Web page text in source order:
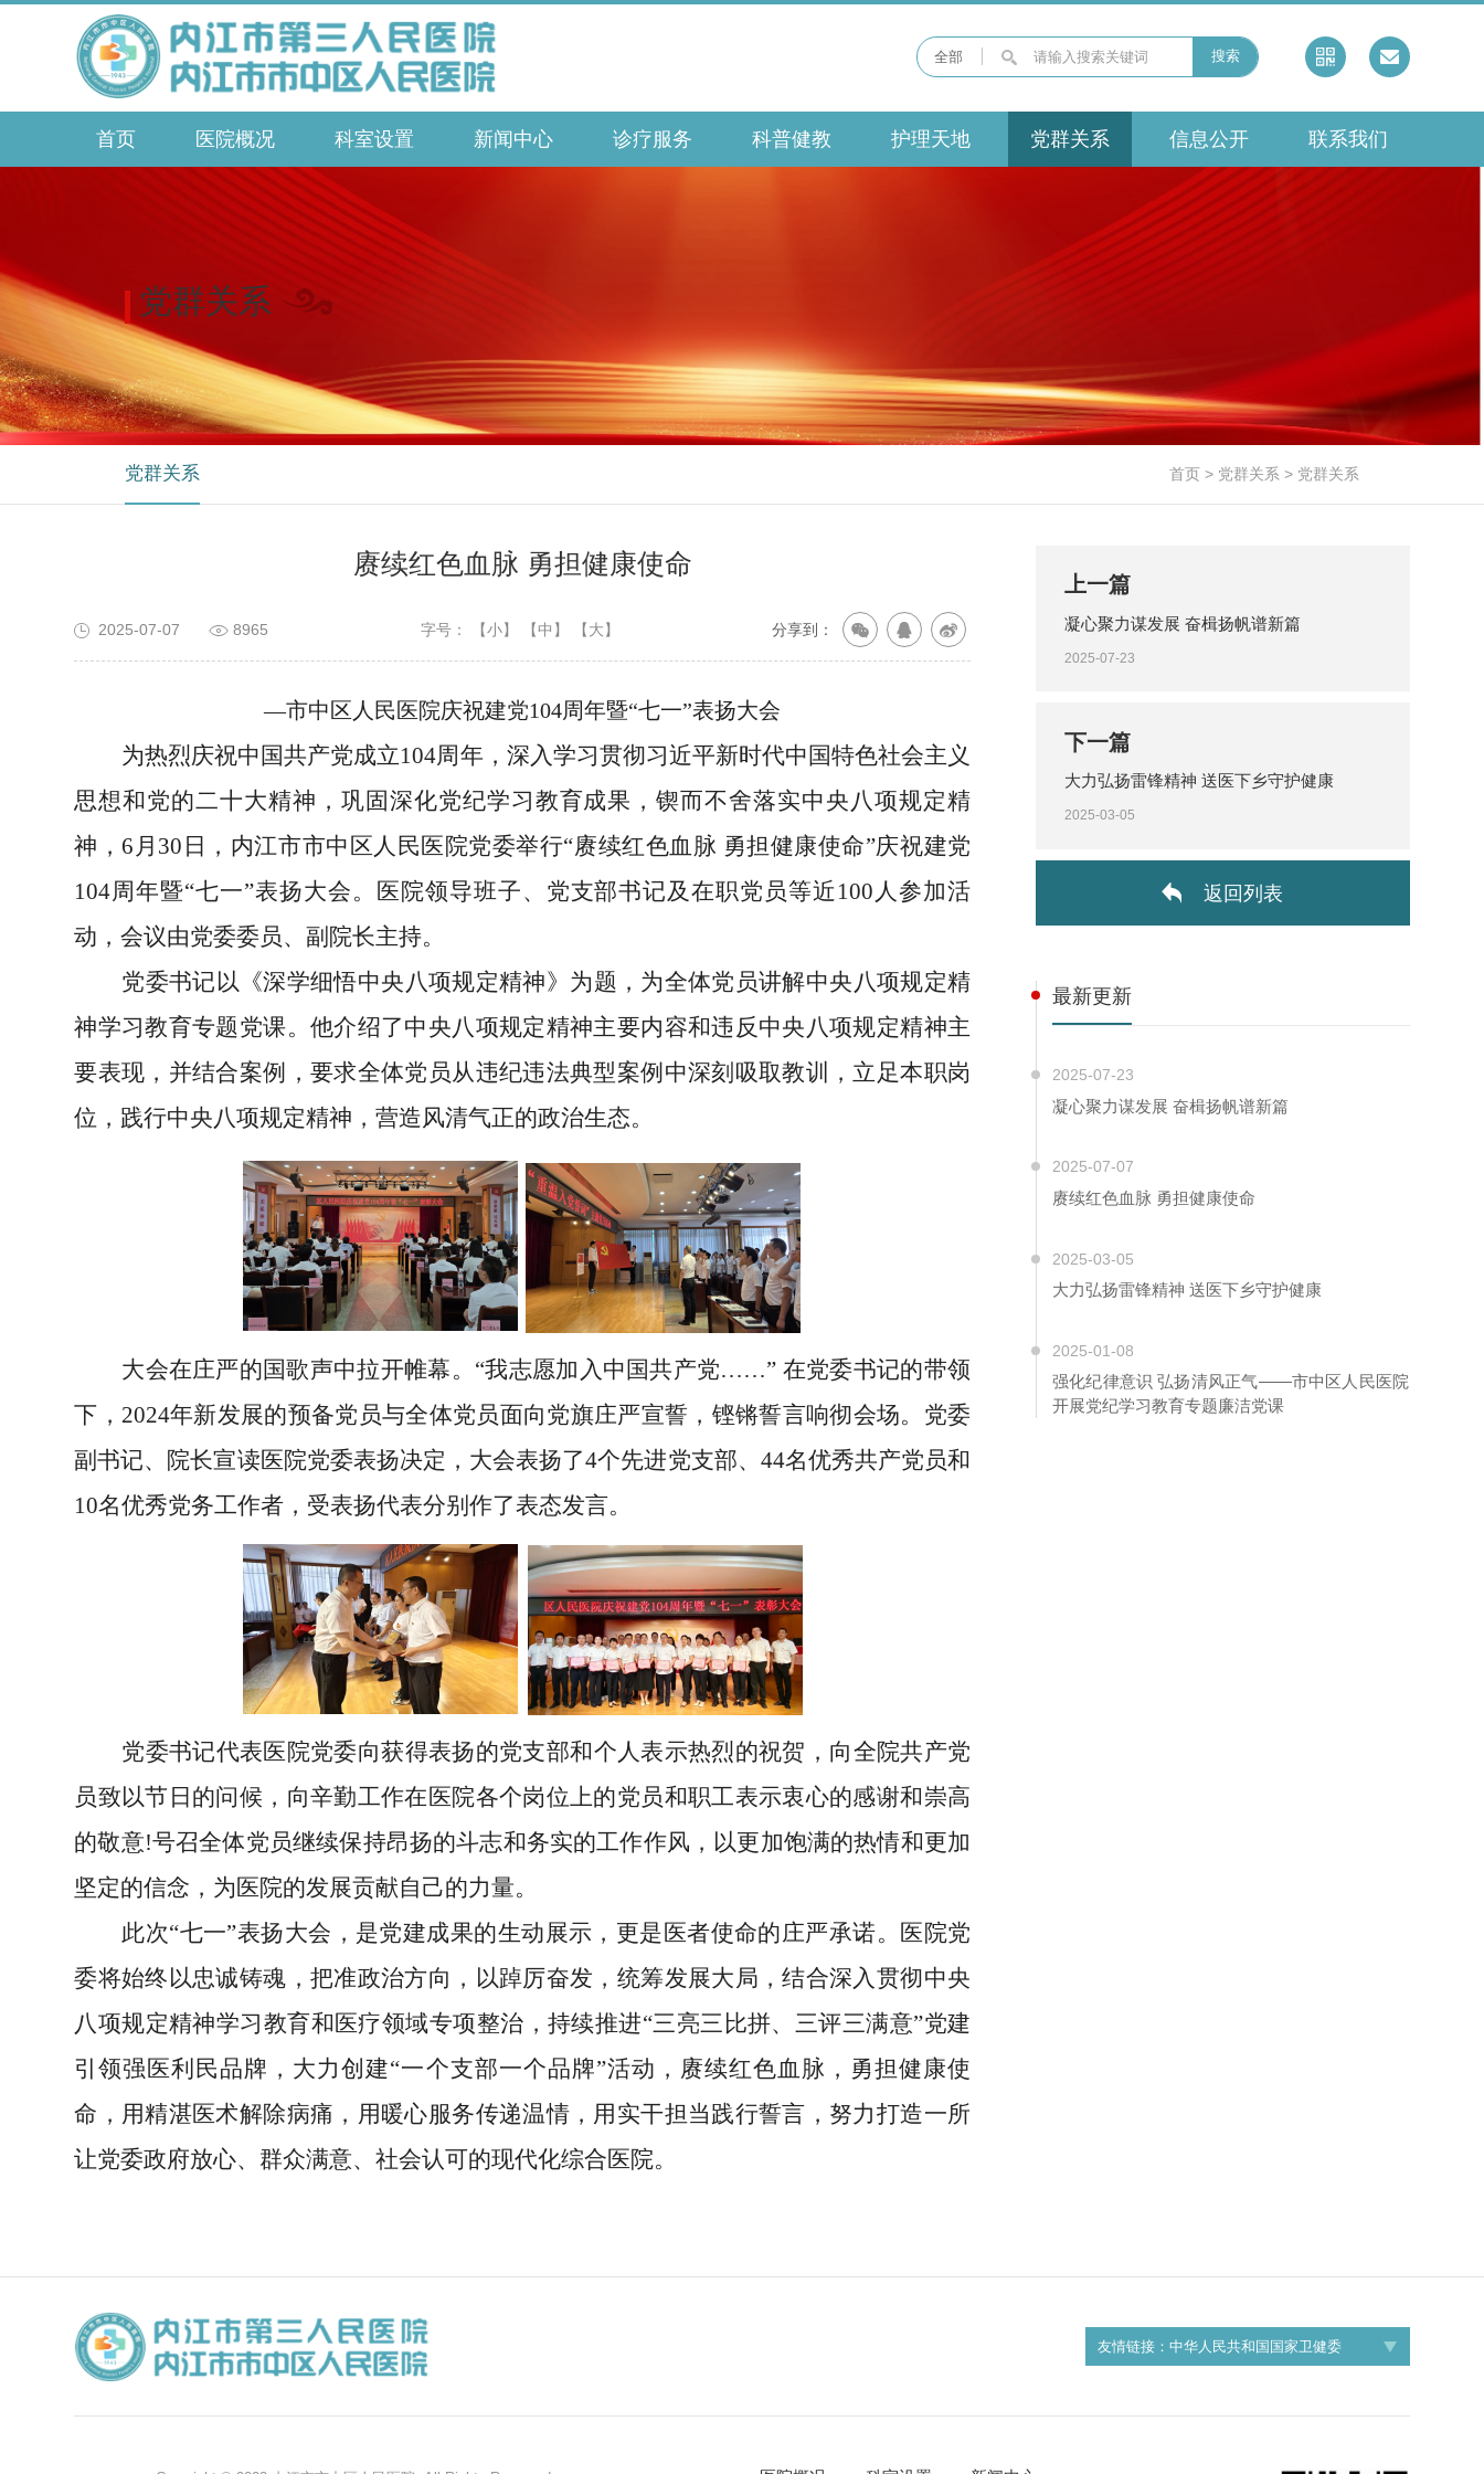
全部 搜索
首页 医院概况 科室设置 新闻中心 诊疗服务 科普健教 护理天地 党群关系 信息公开 联系我们
党群关系
党群关系 首页 > 党群关系 > 党群关系
赓续红色血脉 勇担健康使命
2025-07-07 8965 字号： 【小】 【中】 【大】 分享到：
—市中区人民医院庆祝建党104周年暨“七一”表扬大会
为热烈庆祝中国共产党成立104周年，深入学习贯彻习近平新时代中国特色社会主义
思想和党的二十大精神，巩固深化党纪学习教育成果，锲而不舍落实中央八项规定精
神，6月30日， 内江市市中区人民医院党委举行“赓续红色血脉 勇担健康使命”庆祝建党
104周年暨“七一”表扬大会。医院领导班子、党支部书记及在职党员等近100人参加活
动 ，会议由党委委员、副院长主持。
党委书记以《深学细悟中央八项规定精神》为题，为全体党员讲解中央八项规定精
神学习教育专题党课。他介绍了中央八项规定精神主要内容和违反中央八项规定精神主
要表现，并结合案例，要求全体党员从违纪违法典型案例中深刻吸取教训，立足本职岗
位，践行中央八项规定精神，营造风清气正的政治生态。
大会在庄严的国歌声中拉开帷幕。 “我志愿加入中国共产党……” 在党委书记的带领
下，2024年新发展的预备党员与全体党员面向党旗庄严宣誓，铿锵誓言响彻会场。 党委
副书记、院长宣读医院党委表扬决定 ，大会表扬了4个先进党支部、44名优秀共产党员和
10名优秀党务工作者，受表扬代表分别作了表态发言。
党委书记代表医院党委向获得表扬的党支部和个人表示热烈的祝贺 ，向全院共产党
员致以节日的问候，向辛勤工作在医院各个岗位上的党员和职工表示衷心的感谢和崇高
的敬意!号召全体党员继续保持昂扬的斗志和务实的工作作风，以更加饱满的热情和更加
坚定的信念，为医院的发展贡献自己的力量。
此次“七一”表扬大会，是党建成果的生动展示，更是医者使命的庄严承诺。医院党
委将始终以忠诚铸魂，把准政治方向，以踔厉奋发，统筹发展大局，结合深入贯彻中央
八项规定精神学习教育和医疗领域专项整治，持续推进“三亮三比拼、三评三满意”党建
引领强医利民品牌，大力创建“一个支部一个品牌”活动，赓续红色血脉，勇担健康使
命，用精湛医术解除病痛，用暖心服务传递温情，用实干担当践行誓言，努力打造一所
让党委政府放心、群众满意、社会认可的现代化综合医院。
上一篇
凝心聚力谋发展 奋楫扬帆谱新篇
2025-07-23
下一篇
大力弘扬雷锋精神 送医下乡守护健康
2025-03-05
返回列表
最新更新
2025-07-23
凝心聚力谋发展 奋楫扬帆谱新篇
2025-07-07
赓续红色血脉 勇担健康使命
2025-03-05
大力弘扬雷锋精神 送医下乡守护健康
2025-01-08
强化纪律意识 弘扬清风正气——市中区人民医院
开展党纪学习教育专题廉洁党课
友情链接：中华人民共和国国家卫健委